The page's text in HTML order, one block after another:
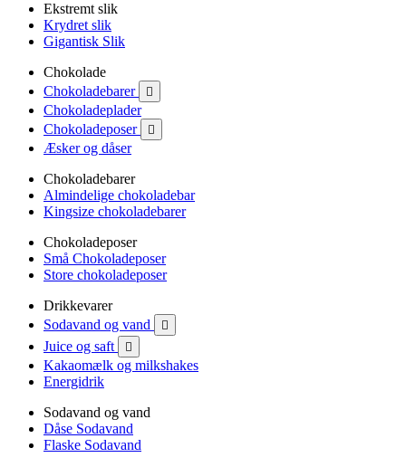
Ekstremt slik
Krydret slik
Gigantisk Slik
Chokolade
Chokoladebarer

Chokoladeplader
Chokoladeposer

Æsker og dåser
Chokoladebarer
Almindelige chokoladebar
Kingsize chokoladebarer
Chokoladeposer
Små Chokoladeposer
Store chokoladeposer
Drikkevarer
Sodavand og vand

Juice og saft 
Kakaomælk og milkshakes
Energidrik
Sodavand og vand
Dåse Sodavand
Flaske Sodavand